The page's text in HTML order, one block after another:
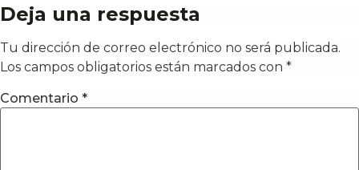
Deja una respuesta
Tu dirección de correo electrónico no será publicada.
Los campos obligatorios están marcados con *
Comentario *